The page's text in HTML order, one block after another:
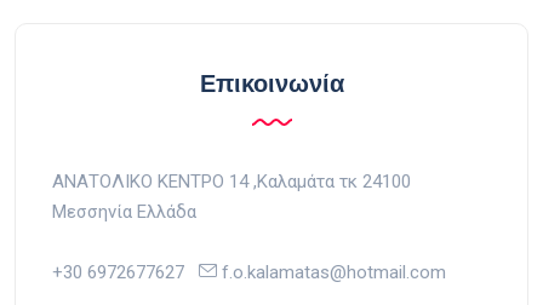
Επικοινωνία
ΑΝΑΤΟΛΙΚΟ ΚΕΝΤΡΟ 14 ,Kαλαμάτα τκ 24100
Μεσσηνία Ελλάδα
+30 6972677627 f.o.kalamatas@hotmail.com